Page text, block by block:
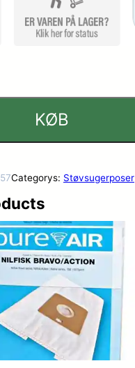
KØB
Categorys: Støvsugerposer